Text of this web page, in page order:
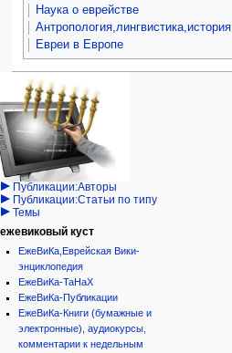
Наука о еврействе
Антропология,лингвистика,история
Евреи в Европе
Навигация
персональные инструменты
войти
запрос
учётной
записи
категории
Израиль:Страна и
государство
Иудаизм
Народ
Проекты
Проекты/Участники/
дополнения
Публикации:Авторы
Публикации:Статьи по типу
Темы
ежевиковый куст
ЕжеВиКа,Еврейская Вики-
энциклопедия
ЕжеВиКа-ТаНаХ
ЕжеВиКа-Публикации
ЕжеВиКа-Книги (бумажные и
электронные), аудиокурсы,
комментарии к недельным